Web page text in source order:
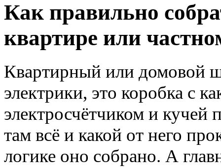
Как правильно
квартире или
Квартирный или домовой
электрики, это коробка с
электросчётчиком и кучей
там всё и какой от него
логике оно собрано. А